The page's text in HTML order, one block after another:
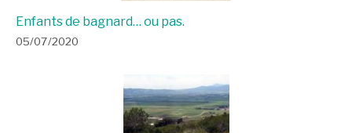
Enfants de bagnard… ou pas.
05/07/2020